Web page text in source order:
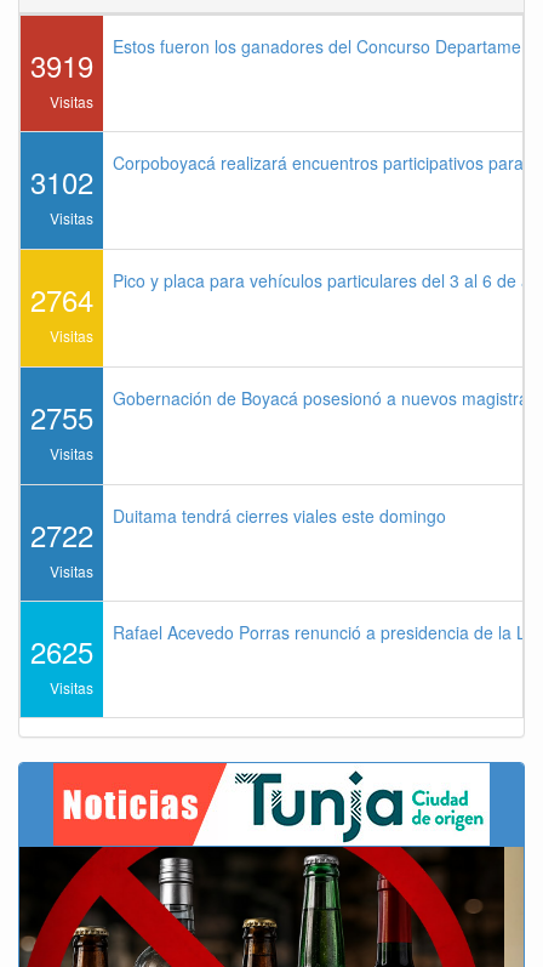
3919
Visitas
Estos fueron los ganadores del Concurso
3102
Visitas
Corpoboyacá realizará encuentros participativos para
2764
Visitas
Pico y placa para vehículos particulares del 3 al 6 de
2755
Visitas
Gobernación de Boyacá posesionó a nuevos
2722
Visitas
Duitama tendrá cierres viales este domingo
2625
Visitas
Rafael Acevedo Porras renunció a presidencia de la
Previous